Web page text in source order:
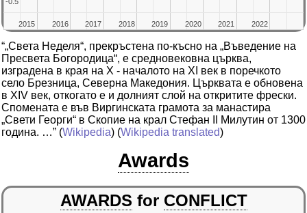
2015
2015 2016
2016 2017
2017 2018
2018 2019
2019 2020
2020 2021
2021 2022
2022
“„Света Неделя“, прекръстена по-късно на „Въведение на
Пресвета Богородица“, е средновековна църква,
изградена в края на Х - началото на ХІ век в поречкото
село Брезница, Северна Македония. Църквата е обновена
в ХІV век, откогато е и долният слой на откритите фрески.
Спомената е във Виргинската грамота за манастира
„Свети Георги“ в Скопие на крал Стефан II Милутин от 1300
година. …” (Wikipedia) (Wikipedia translated)
Awards
AWARDS for CONFLICT